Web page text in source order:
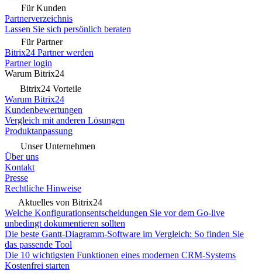
Für Kunden
Partnerverzeichnis
Lassen Sie sich persönlich beraten
Für Partner
Bitrix24 Partner werden
Partner login
Warum Bitrix24
Bitrix24 Vorteile
Warum Bitrix24
Kundenbewertungen
Vergleich mit anderen Lösungen
Produktanpassung
Unser Unternehmen
Über uns
Kontakt
Presse
Rechtliche Hinweise
Aktuelles von Bitrix24
Welche Konfigurationsentscheidungen Sie vor dem Go-live
unbedingt dokumentieren sollten
Die beste Gantt-Diagramm-Software im Vergleich: So finden Sie
das passende Tool
Die 10 wichtigsten Funktionen eines modernen CRM-Systems
Kostenfrei starten